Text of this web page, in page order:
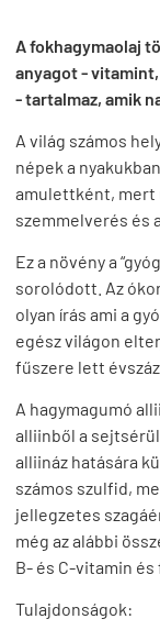
A fokhagymaolaj
anyagot -
- tartalmaz, amik
A világ számos
népek a
amulettként, mert
szemmelverés és
Ez a növény a
sorolódott. Az
olyan írás ami a
egész világon
fűszere lett
A hagymagumó
alliinből a
alliináz hatására
számos szulfid,
jellegzetes
még az alábbi
B- és C-vitamin és
Tulajdonságok: